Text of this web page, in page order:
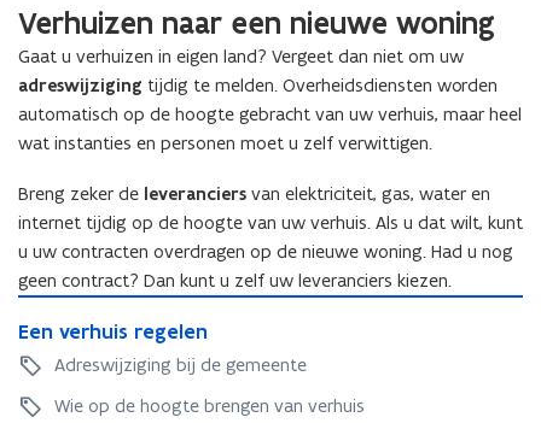
i
c
t
i
n
v
o
o
r
r
e
s
d
l
c
h
t
i
g
v
o
o
r
r
s
i
w
a
l
i
e
i
t
s
n
o
m
e
k
w
a
l
t
i
t
s
n
r
m
n
Verhuizen naar een nieuwe woning
Gaat u verhuizen in eigen land? Vergeet dan niet om uw
adreswijziging tijdig te melden. Overheidsdiensten worden
automatisch op de hoogte gebracht van uw verhuis, maar heel
wat instanties en personen moet u zelf verwittigen.
Breng zeker de leveranciers van elektriciteit, gas, water en
internet tijdig op de hoogte van uw verhuis. Als u dat wilt, kunt
u uw contracten overdragen op de nieuwe woning. Had u nog
geen contract? Dan kunt u zelf uw leveranciers kiezen.
e
n
e
Een verhuis regelen
E
e
n
v
Adreswijziging bij de gemeente
Wie op de hoogte brengen van verhuis